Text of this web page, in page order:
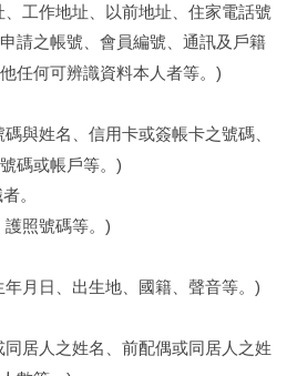
工作地址、以前地址、住家電話號
請之帳號、會員編號、通訊及戶籍
任何可辨識資料本人者等。 )
與姓名、信用卡或簽帳卡之號碼、
碼或帳戶等。 )
。
照號碼等。 )
月日、出生地、國籍、聲音等。 )
居人之姓名、前配偶或同居人之姓